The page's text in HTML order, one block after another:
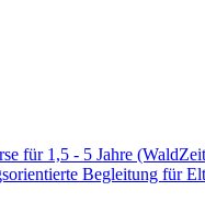
für 1,5 - 5 Jahre
Begleitung für